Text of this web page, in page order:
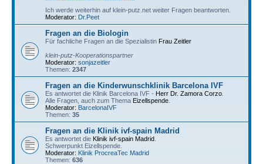
Ich werde weiterhin auf klein-putz.net weiter Fragen beantworten.
Moderator: Dr.Peet
Fragen an die Biologin
Für fachliche Fragen an die Spezialistin Frau Zeitler
klein-putz-Kooperationspartner
Moderator: sonjazeitler
Themen: 2347
Fragen an die Kinderwunschklinik Barcelona IVF
Es antwortet die Klinik Barcelona IVF - Herr Dr. Zamora Corzo
Alle Fragen, auch zum Thema Eizellspende
Moderator: BarcelonaIVF
Themen: 35
Fragen an die Klinik ivf-spain Madrid
Es antwortet die Klinik ivf-spain Madrid
Schwerpunkt Eizellspende.
Moderator: Klinik ProcreaTec Madrid
Themen: 636